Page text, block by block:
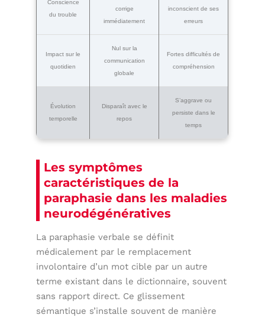
Conscience
du trouble
corrige
immédiatement
inconscient de ses
erreurs
Impact sur le
quotidien
Nul sur la
communication
globale
Fortes difficultés de
compréhension
Évolution
temporelle
Disparaît avec le
repos
S’aggrave ou
persiste dans le
temps
Les symptômes
caractéristiques de la
paraphasie dans les maladies
neurodégénératives
La paraphasie verbale se définit
médicalement par le remplacement
involontaire d’un mot cible par un autre
terme existant dans le dictionnaire, souvent
sans rapport direct. Ce glissement
sémantique s’installe souvent de manière